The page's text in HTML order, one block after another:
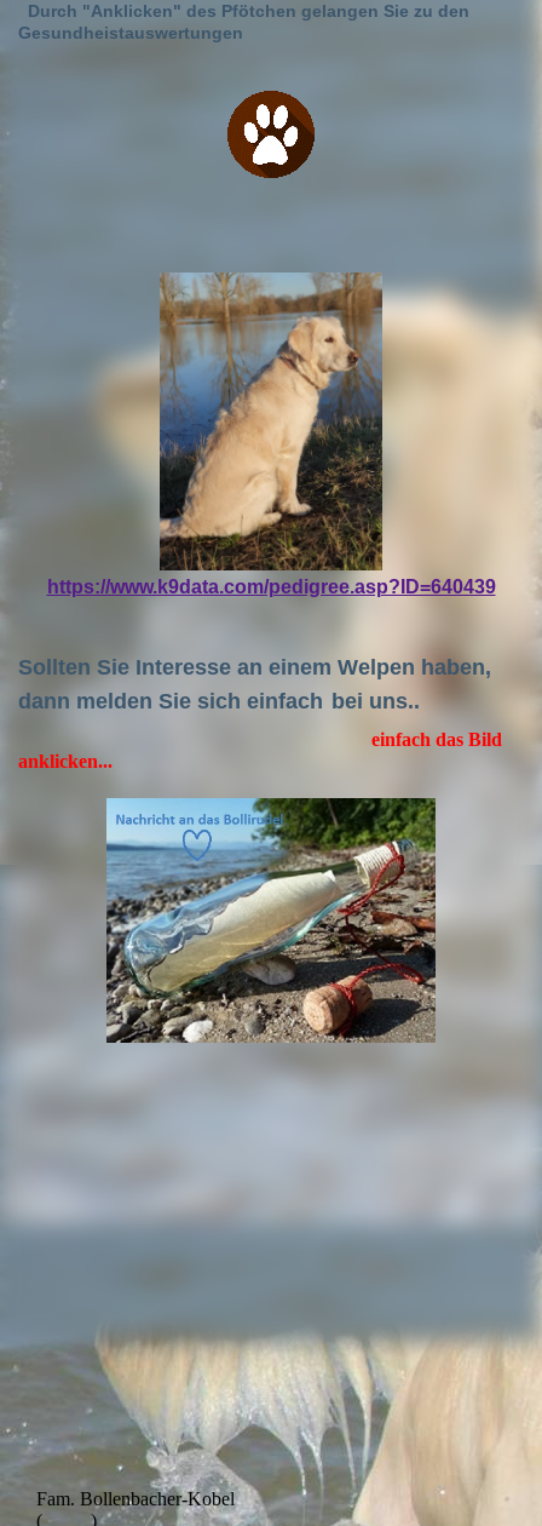
Durch "Anklicken" des Pfötchen gelangen Sie zu den
Gesundheistauswertungen
https://www.k9data.com/pedigree.asp?ID=640439
Sollten Sie Interesse an einem Welpen haben,
dann melden Sie sich einfach bei uns..
einfach das Bild
anklicken...
Fam. Bollenbacher-Kobel
(_____)